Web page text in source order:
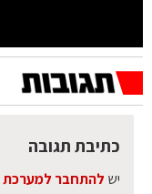
כתיבת תגובה
יש להתחבר למערכת